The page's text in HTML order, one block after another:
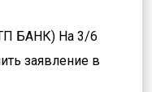
БАНК) На 3/6
заявление в